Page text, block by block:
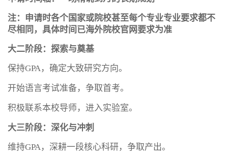
注：申请时各个国家或院校甚至每个专业专业要求都不
尽相同，具体时间已海外院校官网要求为准
大二阶段：探索与奠基
保持GPA，确定大致研究方向。
开始语言考试准备，争取首考。
积极联系本校导师，进入实验室。
大三阶段：深化与冲刺
维持GPA，深耕一段核心科研，争取产出。